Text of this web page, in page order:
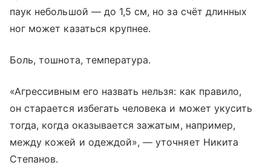
паук небольшой — до 1,5 см, но за счёт длинных
ног может казаться крупнее.
Боль, тошнота, температура.
«Агрессивным его назвать нельзя: как правило,
он старается избегать человека и может укусить
тогда, когда оказывается зажатым, например,
между кожей и одеждой», — уточняет Никита
Степанов.